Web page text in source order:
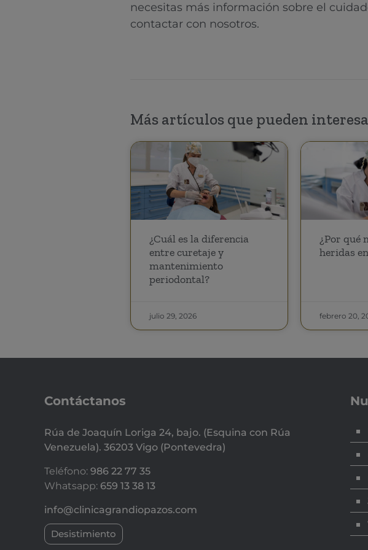
necesitas más información sobre el
contactar con nosotros.
Más artículos que pueden
¿Cuál es la diferencia
entre curetaje y
mantenimiento
periodontal?
julio 29, 2026
¿Por qué
heridas
febrero 20,
Contáctanos
Rúa de Joaquín Loriga 24, bajo. (Esquina con Rúa
Venezuela). 36203 Vigo (Pontevedra)
Teléfono: 986 22 77 35
Whatsapp: 659 13 38 13
info@clinicagrandiopazos.com
Desistimiento